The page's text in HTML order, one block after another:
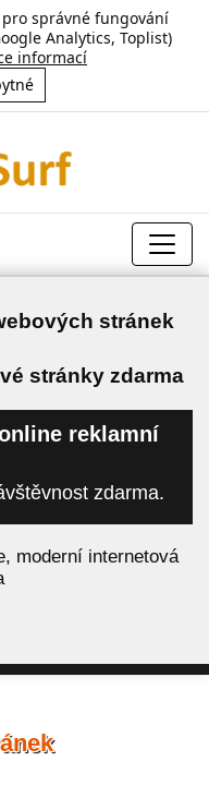
správné fungování
Analytics, Toplist)
informací
stránek
stránky zdarma
reklamní
zdarma.
moderní internetová